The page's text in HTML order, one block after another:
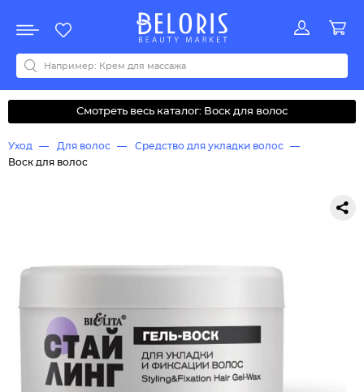
Акции
Все бренды
0-9ABCDEFGHIJKLMNOPQRSTUVWYZАБВДЗИМОКЛНПРСТУФ
Смотреть весь каталог: Воск для волос
Уход Для волос
Средство для укладки волос
Воск для волос